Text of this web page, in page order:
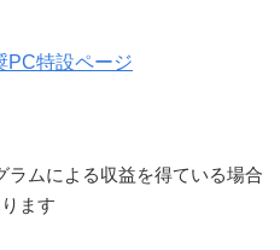
PC特設ページ
ムによる収益を得ている場合
ます